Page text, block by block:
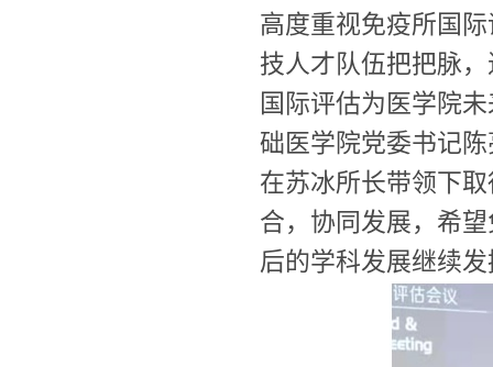
高度重视免疫所国
技人才队伍把把脉
国际评估为医学院
础医学院党委书记
在苏冰所长带领下
合，协同发展，希
后的学科发展继续